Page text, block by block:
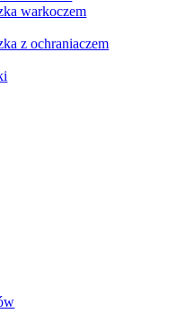
warkoczem
z ochraniaczem